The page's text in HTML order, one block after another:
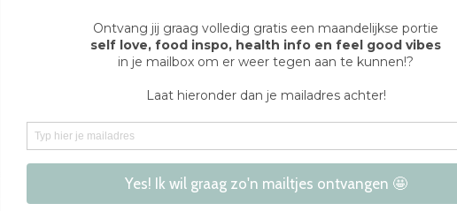
zo lang mogelijk verzadigd wilt zijn, raad ik aan om iets van
(bv. melk of yoghurt) en eventueel ook een stukje fruit. Dit kan